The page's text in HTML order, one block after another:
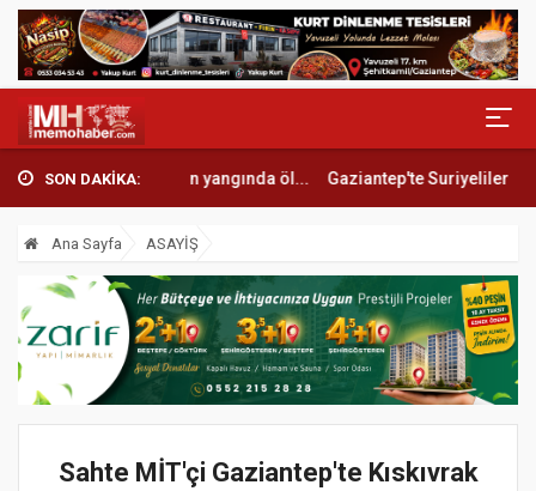
SON DAKİKA:
son: Yaşlı kadın yangında öl... Gaziantep'te Suriyelilerin kanlı
Ana Sayfa ASAYİŞ
Sahte MİT'çi Gaziantep'te Kıskıvrak